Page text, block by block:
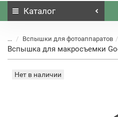
Каталог
... Вспышки для фотоаппаратов
Вспышка для макросъемки
Нет в наличии